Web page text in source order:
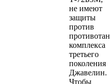
не имеют
защиты
против
комплекса
третьего
поколения
Джавелин.
Чтобы